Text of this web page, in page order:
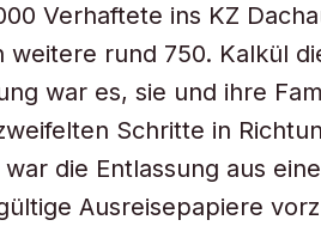
Verhaftete ins KZ
rund 750. Kalkül
war es, sie und ihre
Schritte in
die Entlassung aus
Ausreisepapiere